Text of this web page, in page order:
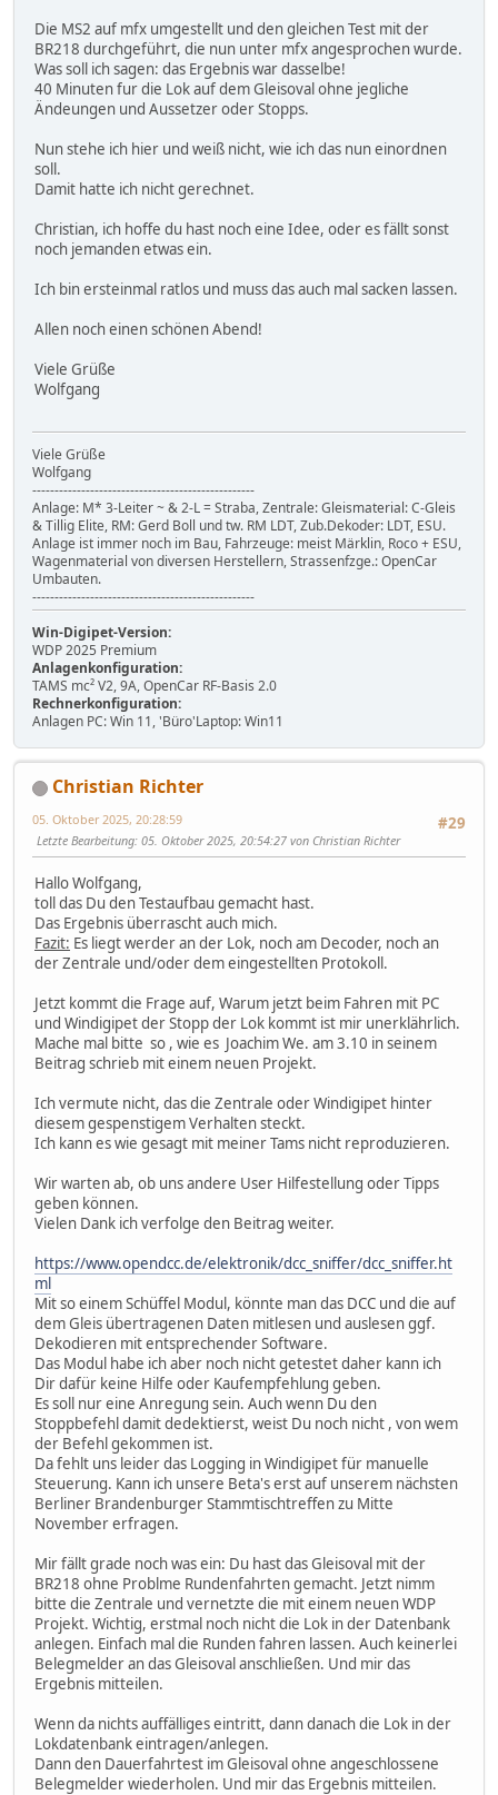
Die MS2 auf mfx umgestellt und den gleichen Test mit der
BR218 durchgeführt, die nun unter mfx angesprochen wurde.
Was soll ich sagen: das Ergebnis war dasselbe!
40 Minuten fur die Lok auf dem Gleisoval ohne jegliche
Ändeungen und Aussetzer oder Stopps.
Nun stehe ich hier und weiß nicht, wie ich das nun einordnen
soll.
Damit hatte ich nicht gerechnet.
Christian, ich hoffe du hast noch eine Idee, oder es fällt sonst
noch jemanden etwas ein.
Ich bin ersteinmal ratlos und muss das auch mal sacken lassen.
Allen noch einen schönen Abend!
Viele Grüße
Wolfgang
Viele Grüße
Wolfgang
--------------------------------------------------
Anlage: M* 3-Leiter ~ & 2-L = Straba, Zentrale: Gleismaterial: C-Gleis
& Tillig Elite, RM: Gerd Boll und tw. RM LDT, Zub.Dekoder: LDT, ESU.
Anlage ist immer noch im Bau, Fahrzeuge: meist Märklin, Roco + ESU,
Wagenmaterial von diversen Herstellern, Strassenfzge.: OpenCar
Umbauten.
--------------------------------------------------
Win-Digipet-Version:
WDP 2025 Premium
Anlagenkonfiguration:
TAMS mc² V2, 9A, OpenCar RF-Basis 2.0
Rechnerkonfiguration:
Anlagen PC: Win 11, 'Büro'Laptop: Win11
Christian Richter
#29
05. Oktober 2025, 20:28:59
Letzte Bearbeitung: 05. Oktober 2025, 20:54:27 von Christian Richter
Hallo Wolfgang,
toll das Du den Testaufbau gemacht hast.
Das Ergebnis überrascht auch mich.
Fazit: Es liegt werder an der Lok, noch am Decoder, noch an
der Zentrale und/oder dem eingestellten Protokoll.
Jetzt kommt die Frage auf, Warum jetzt beim Fahren mit PC
und Windigipet der Stopp der Lok kommt ist mir unerklährlich.
Mache mal bitte so , wie es Joachim We. am 3.10 in seinem
Beitrag schrieb mit einem neuen Projekt.
Ich vermute nicht, das die Zentrale oder Windigipet hinter
diesem gespenstigem Verhalten steckt.
Ich kann es wie gesagt mit meiner Tams nicht reproduzieren.
Wir warten ab, ob uns andere User Hilfestellung oder Tipps
geben können.
Vielen Dank ich verfolge den Beitrag weiter.
https://www.opendcc.de/elektronik/dcc_sniffer/dcc_sniffer.ht
ml
Mit so einem Schüffel Modul, könnte man das DCC und die auf
dem Gleis übertragenen Daten mitlesen und auslesen ggf.
Dekodieren mit entsprechender Software.
Das Modul habe ich aber noch nicht getestet daher kann ich
Dir dafür keine Hilfe oder Kaufempfehlung geben.
Es soll nur eine Anregung sein. Auch wenn Du den
Stoppbefehl damit dedektierst, weist Du noch nicht , von wem
der Befehl gekommen ist.
Da fehlt uns leider das Logging in Windigipet für manuelle
Steuerung. Kann ich unsere Beta's erst auf unserem nächsten
Berliner Brandenburger Stammtischtreffen zu Mitte
November erfragen.
Mir fällt grade noch was ein: Du hast das Gleisoval mit der
BR218 ohne Problme Rundenfahrten gemacht. Jetzt nimm
bitte die Zentrale und vernetzte die mit einem neuen WDP
Projekt. Wichtig, erstmal noch nicht die Lok in der Datenbank
anlegen. Einfach mal die Runden fahren lassen. Auch keinerlei
Belegmelder an das Gleisoval anschließen. Und mir das
Ergebnis mitteilen.
Wenn da nichts auffälliges eintritt, dann danach die Lok in der
Lokdatenbank eintragen/anlegen.
Dann den Dauerfahrtest im Gleisoval ohne angeschlossene
Belegmelder wiederholen. Und mir das Ergebnis mitteilen.